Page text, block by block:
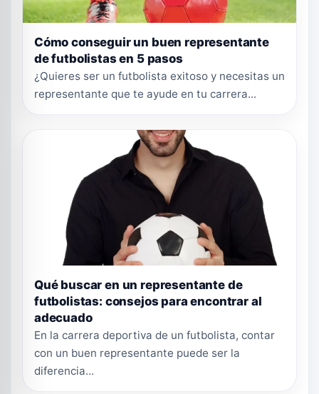
Cómo conseguir un buen representante
de futbolistas en 5 pasos
¿Quieres ser un futbolista exitoso y necesitas un
representante que te ayude en tu carrera...
Qué buscar en un representante de
futbolistas: consejos para encontrar al
adecuado
En la carrera deportiva de un futbolista, contar
con un buen representante puede ser la
diferencia...